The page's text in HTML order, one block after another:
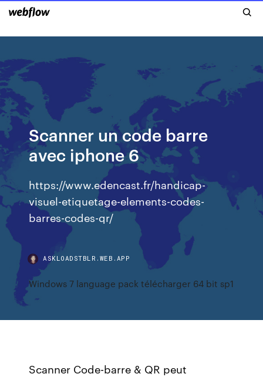
Scanner un code barre
avec iphone 6
https://www.edencast.fr/handicap-
visuel-etiquetage-elements-codes-
barres-codes-qr/
ASKLOADSTBLR.WEB.APP
Windows 7 language pack télécharger 64 bit sp1
Scanner Code-barre & QR peut